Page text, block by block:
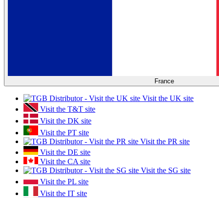
France
Visit the UK site
Visit the T&T site
Visit the DK site
Visit the PT site
Visit the PR site
Visit the DE site
Visit the CA site
Visit the SG site
Visit the PL site
Visit the IT site